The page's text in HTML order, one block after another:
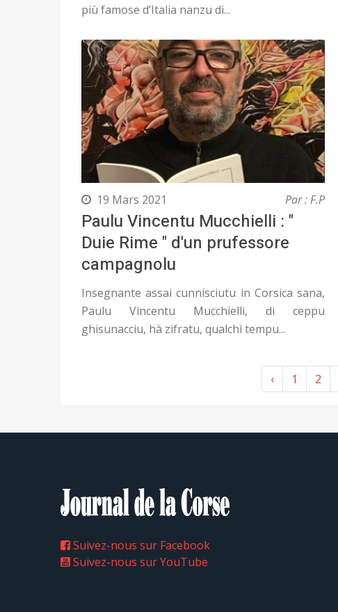
più famose d’Italia nanzu di...
19 Mars 2021 Par : F.P
Paulu Vincentu Mucchielli : "
Duie Rime " d'un prufessore
campagnolu
Insegnante assai cunnisciutu in Corsica sana,
Paulu Vincentu Mucchielli, di ceppu
ghisunacciu, hà zifratu, qualchì tempu...
‹ 1 2
Suivez-nous sur Facebook
Suivez-nous sur YouTube